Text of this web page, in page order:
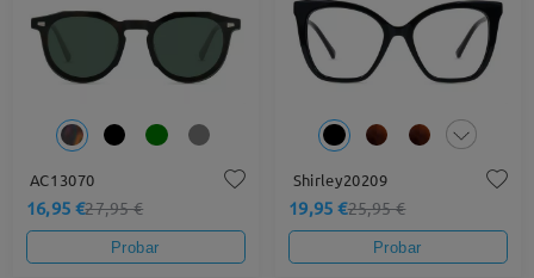
AC13070
16,95 €27,95 €
Probar
Shirley20209
19,95 €25,95 €
Probar